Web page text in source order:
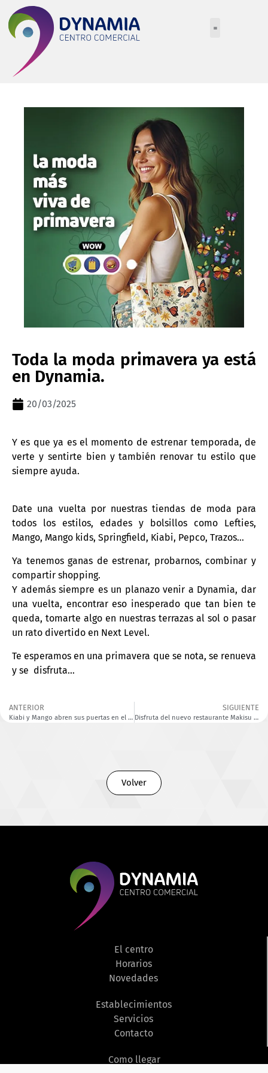
Toda la moda primavera ya está
en Dynamia.
20/03/2025
Y es que ya es el momento de estrenar temporada, de
verte y sentirte bien y también renovar tu estilo que
siempre ayuda.
Date una vuelta por nuestras tiendas de moda para
todos los estilos, edades y bolsillos como Lefties,
Mango, Mango kids, Springfield, Kiabi, Pepco, Trazos…
Ya tenemos ganas de estrenar, probarnos, combinar y
compartir shopping.
Y además siempre es un planazo venir a Dynamia, dar
una vuelta, encontrar eso inesperado que tan bien te
queda, tomarte algo en nuestras terrazas al sol o pasar
un rato divertido en Next Level.
Te esperamos en una primavera que se nota, se renueva
y se disfruta…
ANTERIOR
Kiabi y Mango abren sus puertas en el Centro Comercial Dynamia de Petrer
SIGUIENTE
Disfruta del nuevo restaurante Makisu en Dynamia.
Volver
El centro
Horarios
Novedades
Establecimientos
Servicios
Contacto
Como llegar